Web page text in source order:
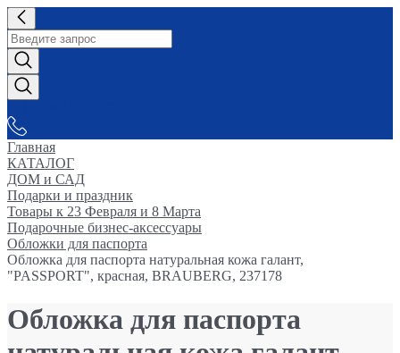
Главная
КАТАЛОГ
ДОМ и САД
Подарки и праздник
Товары к 23 Февраля и 8 Марта
Подарочные бизнес-аксессуары
Обложки для паспорта
Обложка для паспорта натуральная кожа галант,
"PASSPORT", красная, BRAUBERG, 237178
Обложка для паспорта